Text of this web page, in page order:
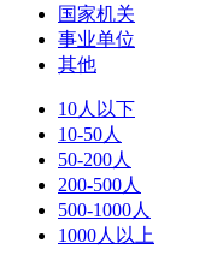
国家机关
事业单位
其他
10人以下
10-50人
50-200人
200-500人
500-1000人
1000人以上